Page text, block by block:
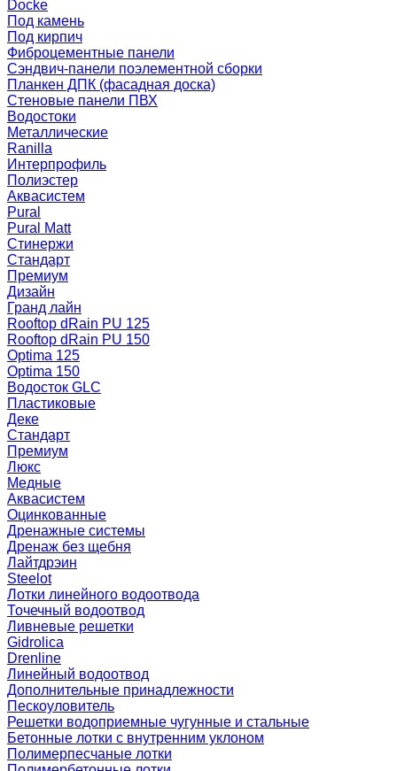
Docke
Под камень
Под кирпич
Фиброцементные панели
Сэндвич-панели поэлементной сборки
Планкен ДПК (фасадная доска)
Стеновые панели ПВХ
Водостоки
Металлические
Ranilla
Интерпрофиль
Полиэстер
Аквасистем
Pural
Pural Matt
Стинержи
Стандарт
Премиум
Дизайн
Гранд лайн
Rooftop dRain PU 125
Rooftop dRain PU 150
Optima 125
Optima 150
Водосток GLC
Пластиковые
Деке
Стандарт
Премиум
Люкс
Медные
Аквасистем
Оцинкованные
Дренажные системы
Дренаж без щебня
Лайтдрэин
Steelot
Лотки линейного водоотвода
Точечный водоотвод
Ливневые решетки
Gidrolica
Drenline
Линейный водоотвод
Дополнительные принадлежности
Пескоуловитель
Решетки водоприемные чугунные и стальные
Бетонные лотки с внутренним уклоном
Полимерпесчаные лотки